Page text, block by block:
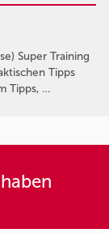
Super Training
Tipps
Tipps, …